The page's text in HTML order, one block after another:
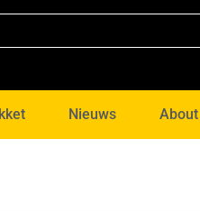
Nieuws About